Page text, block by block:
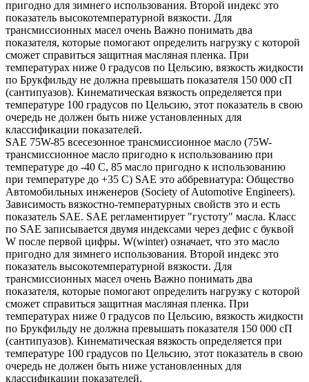
пригодно для зимнего использования. Второй индекс это
показатель высокотемпературной вязкости. Для
трансмиссионных масел очень Важно понимать два
показателя, которые помогают определить нагрузку с которой
сможет справиться защитная масляная пленка. При
температурах ниже 0 градусов по Цельсию, вязкость жидкости
по Брукфильду не должна превышать показателя 150 000 сП
(сантипуазов). Кинематическая вязкость определяется при
температуре 100 градусов по Цельсию, этот показатель в свою
очередь не должен быть ниже установленных для
классификации показателей.
SAE 75W-85 всесезонное трансмиссионное масло (75W-
трансмиссионное масло пригодно к использованию при
температуре до -40 С, 85 масло пригодно к использованию
при температуре до +35 С) SAE это аббревиатура: Общество
Автомобильных инженеров (Society of Automotive Engineers).
Зависимость вязкостно-температурных свойств это и есть
показатель SAE. SAE регламентирует "густоту" масла. Класс
по SAE записывается двумя индексами через дефис с буквой
W после первой цифры. W(winter) означает, что это масло
пригодно для зимнего использования. Второй индекс это
показатель высокотемпературной вязкости. Для
трансмиссионных масел очень Важно понимать два
показателя, которые помогают определить нагрузку с которой
сможет справиться защитная масляная пленка. При
температурах ниже 0 градусов по Цельсию, вязкость жидкости
по Брукфильду не должна превышать показателя 150 000 сП
(сантипуазов). Кинематическая вязкость определяется при
температуре 100 градусов по Цельсию, этот показатель в свою
очередь не должен быть ниже установленных для
классификации показателей.